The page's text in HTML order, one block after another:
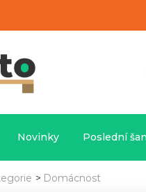
Novinky Poslední
> Domácnost